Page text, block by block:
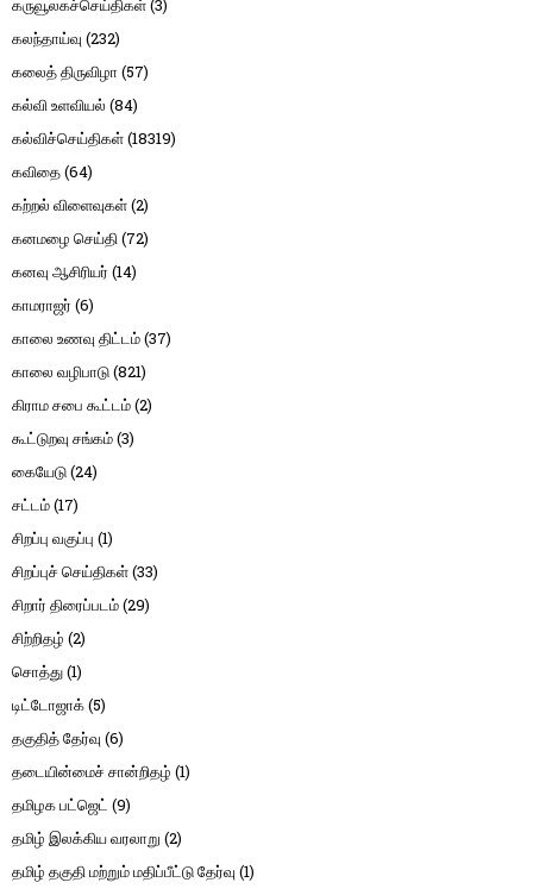
கருவூலகச்செய்திகள்(3)
கலந்தாய்வு (232)
கலைத் திருவிழா (57)
கல்வி உளவியல் (84)
கல்விச்செய்திகள்(18319)
கவிதை(64)
கற்றல் விளைவுகள்(2)
கனமழை செய்தி(72)
கனவு ஆசிரியர் (14)
காமராஜர் (6)
காலை உணவு திட்டம்(37)
காலை வழிபாடு(821)
கிராம சபை கூட்டம்(2)
கூட்டுறவு சங்கம்(3)
கையேடு(24)
சட்டம்(17)
சிறப்பு வகுப்பு (1)
சிறப்புச் செய்திகள்(33)
சிறார் திரைப்படம்(29)
சிற்றிதழ் (2)
சொத்து(1)
டிட்டோஜாக்(5)
தகுதித் தேர்வு (6)
தடையின்மைச் சான்றிதழ் (1)
தமிழக பட்ஜெட் (9)
தமிழ் இலக்கிய வரலாறு (2)
தமிழ் தகுதி மற்றும் மதிப்பீட்டு தேர்வு (1)